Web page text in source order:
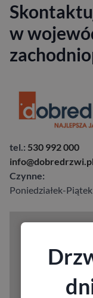
w
tel.: 530 992 000
info@dobredrzwi.pl
Czynne:
Poniedziałek-